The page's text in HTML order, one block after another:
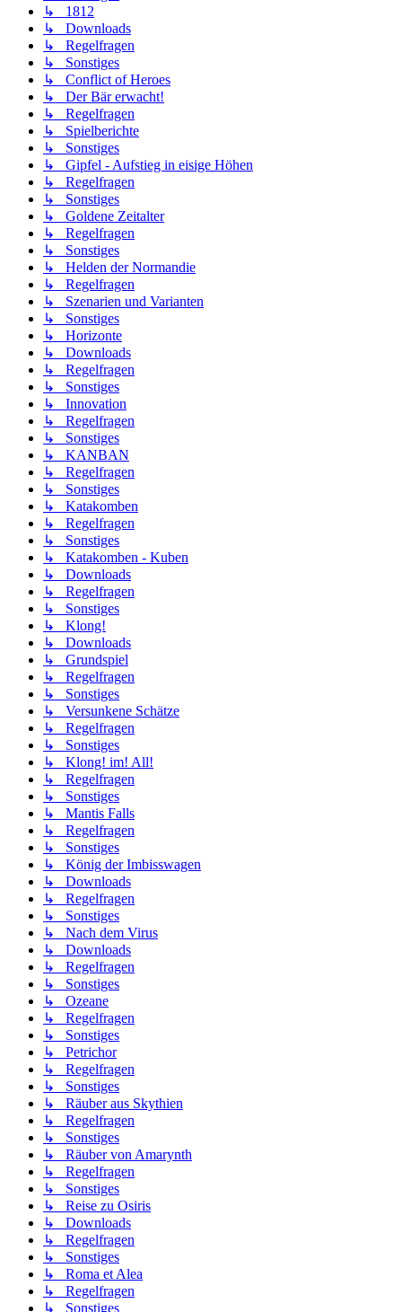
↳ 1812
↳ Downloads
↳ Regelfragen
↳ Sonstiges
↳ Conflict of Heroes
↳ Der Bär erwacht!
↳ Regelfragen
↳ Spielberichte
↳ Sonstiges
↳ Gipfel - Aufstieg in eisige Höhen
↳ Regelfragen
↳ Sonstiges
↳ Goldene Zeitalter
↳ Regelfragen
↳ Sonstiges
↳ Helden der Normandie
↳ Regelfragen
↳ Szenarien und Varianten
↳ Sonstiges
↳ Horizonte
↳ Downloads
↳ Regelfragen
↳ Sonstiges
↳ Innovation
↳ Regelfragen
↳ Sonstiges
↳ KANBAN
↳ Regelfragen
↳ Sonstiges
↳ Katakomben
↳ Regelfragen
↳ Sonstiges
↳ Katakomben - Kuben
↳ Downloads
↳ Regelfragen
↳ Sonstiges
↳ Klong!
↳ Downloads
↳ Grundspiel
↳ Regelfragen
↳ Sonstiges
↳ Versunkene Schätze
↳ Regelfragen
↳ Sonstiges
↳ Klong! im! All!
↳ Regelfragen
↳ Sonstiges
↳ Mantis Falls
↳ Regelfragen
↳ Sonstiges
↳ König der Imbisswagen
↳ Downloads
↳ Regelfragen
↳ Sonstiges
↳ Nach dem Virus
↳ Downloads
↳ Regelfragen
↳ Sonstiges
↳ Ozeane
↳ Regelfragen
↳ Sonstiges
↳ Petrichor
↳ Regelfragen
↳ Sonstiges
↳ Räuber aus Skythien
↳ Regelfragen
↳ Sonstiges
↳ Räuber von Amarynth
↳ Regelfragen
↳ Sonstiges
↳ Reise zu Osiris
↳ Downloads
↳ Regelfragen
↳ Sonstiges
↳ Roma et Alea
↳ Regelfragen
↳ Sonstiges